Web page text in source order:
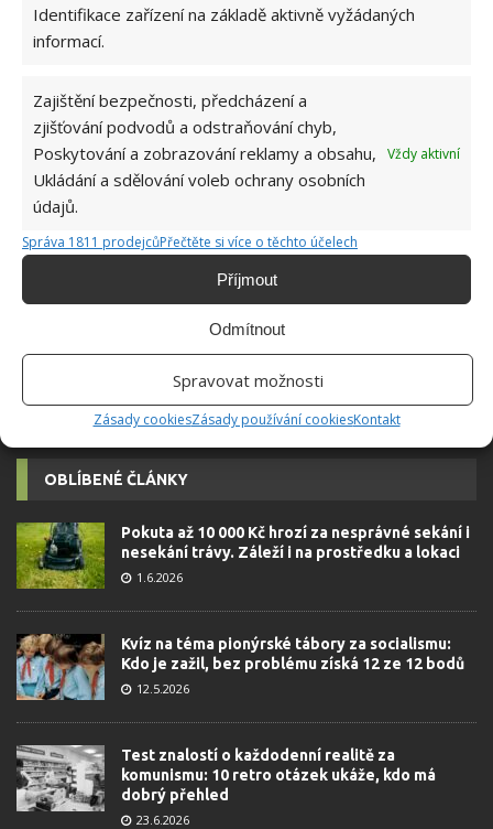
Identifikace zařízení na základě aktivně vyžádaných
informací.
Zajištění bezpečnosti, předcházení a
zjišťování podvodů a odstraňování chyb,
Poskytování a zobrazování reklamy a obsahu,
Ukládání a sdělování voleb ochrany osobních
údajů.
Vždy aktivní
Správa 1811 prodejcůPřečtěte si více o těchto účelech
Příjmout
Odmítnout
Spravovat možnosti
Zásady cookiesZásady používání cookiesKontakt
univerzity, který je již od malička
velkým kutilem. V podstatě vše, co je
možné najít v j... [Více o autorovi]
OBLÍBENÉ ČLÁNKY
Pokuta až 10 000 Kč hrozí za nesprávné sekání i
nesekání trávy. Záleží i na prostředku a lokaci
1.6.2026
Kvíz na téma pionýrské tábory za socialismu:
Kdo je zažil, bez problému získá 12 ze 12 bodů
12.5.2026
Test znalostí o každodenní realitě za
komunismu: 10 retro otázek ukáže, kdo má
dobrý přehled
23.6.2026